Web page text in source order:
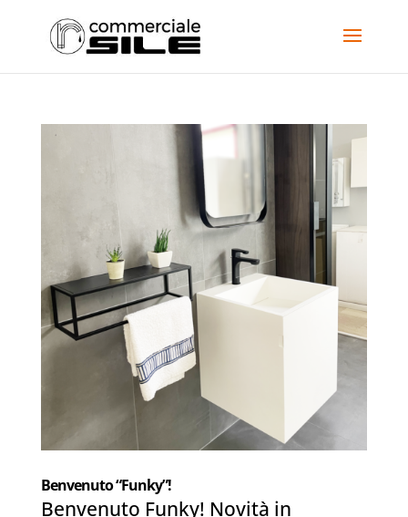
Benvenuto “Funky”!
Benvenuto Funky! Novità in